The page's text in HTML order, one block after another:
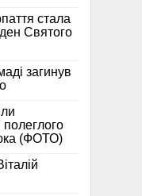
стала
Святого
загинув
полеглого
(ФОТО)